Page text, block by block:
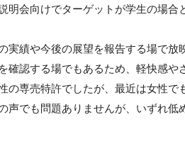
明会向けでターゲットが学生の場合
実績や今後の展望を報告する場で放
確認する場でもあるため、軽快感や
の専売特許でしたが、最近は女性で
声でも問題ありませんが、いずれ低